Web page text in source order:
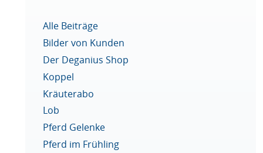
Alle Beiträge
Bilder von Kunden
Der Deganius Shop
Koppel
Kräuterabo
Lob
Pferd Gelenke
Pferd im Frühling